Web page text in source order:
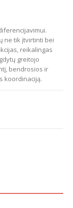
ne tik įtvirtinti bei
reikalingas
greitojo
bendrosios ir
koordinaciją.